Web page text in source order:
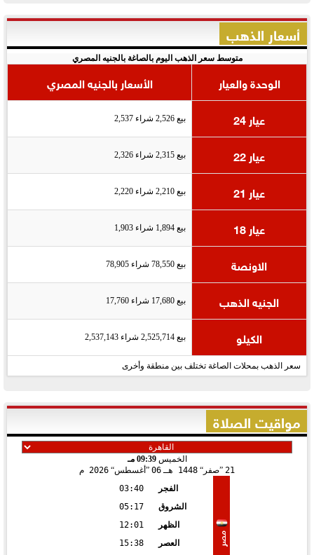
أسعار الذهب
متوسط سعر الذهب اليوم بالصاغة بالجنيه المصري
الوحدة والعيار
الأسعار بالجنيه المصري
عيار 24
بيع 2,526 شراء 2,537
عيار 22 بيع 2,315 شراء 2,326
عيار 21 بيع 2,210 شراء 2,220
عيار 18 بيع 1,894 شراء 1,903
الاونصة بيع 78,550 شراء 78,905
الجنيه الذهب بيع 17,680 شراء 17,760
الكيلو بيع 2,525,714 شراء 2,537,143
سعر الذهب بمحلات الصاغة تختلف بين منطقة وأخرى
مواقيت الصلاة
الخميس09:39 مـ
21 صفر 1448 هـ 06 أغسطس 2026 م
مصر
الفجر
03:40
الشروق
05:17
الظهر
12:01
العصر
15:38